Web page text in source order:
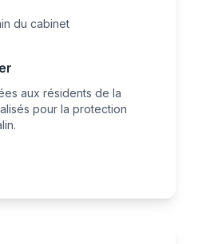
du cabinet
aux résidents de la
pour la protection